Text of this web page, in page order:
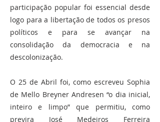
participação popular foi essencial desde
logo para a libertação de todos os presos
políticos e para se avançar na
consolidação da democracia e na
descolonização.
O 25 de Abril foi, como escreveu Sophia
de Mello Breyner Andresen “o dia inicial,
inteiro e limpo” que permitiu, como
previra José Medeiros Ferreira